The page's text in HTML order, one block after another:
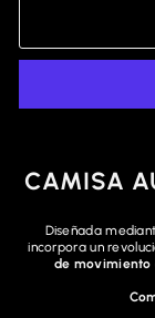
CAMISA
Diseñada
incorpora un
de movimiento